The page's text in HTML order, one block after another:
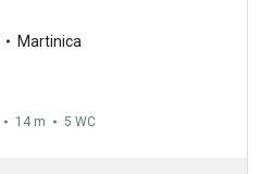
Martinica
14 m 5 WC